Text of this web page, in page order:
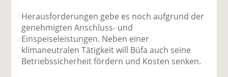
Herausforderungen gebe es noch aufgrund der
genehmigten Anschluss- und
Einspeiseleistungen. Neben einer
klimaneutralen Tätigkeit will Büfa auch seine
Betriebssicherheit fördern und Kosten senken.